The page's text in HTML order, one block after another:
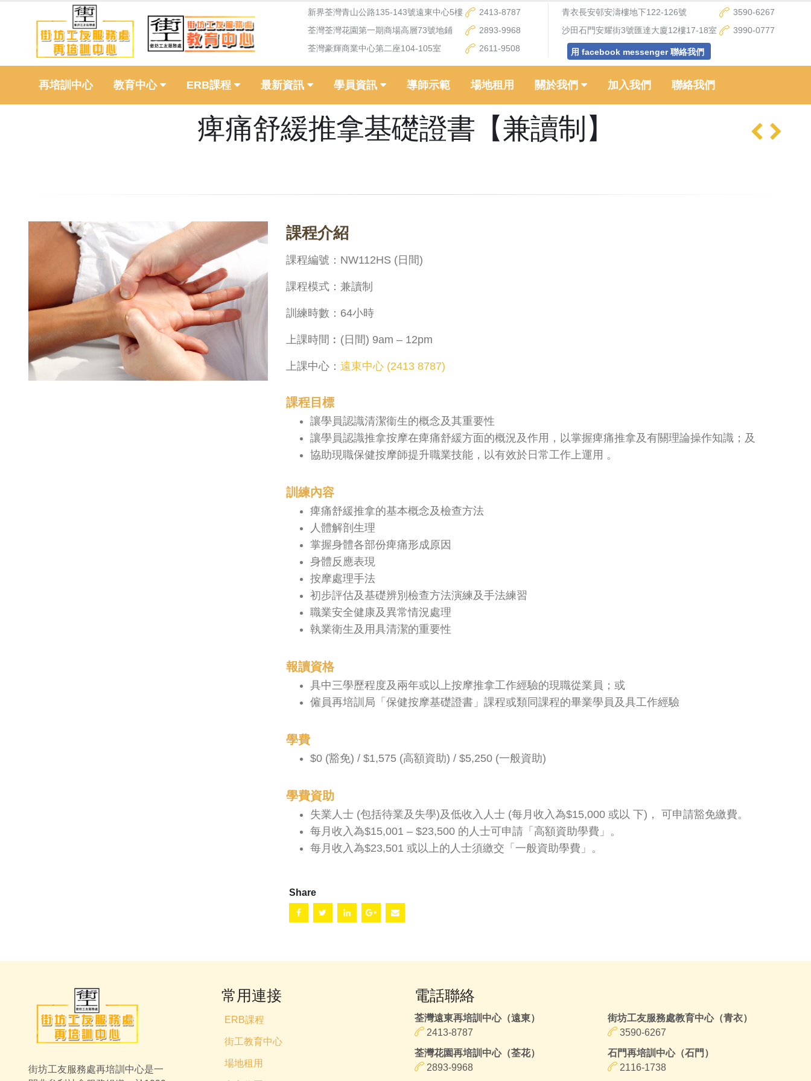
新界荃灣青山公路135-143號遠東中心5樓
2413-8787
荃灣荃灣花園第一期商場高層73號地鋪
2893-9968
荃灣豪輝商業中心第二座104-105室
2611-9508
青衣長安邨安濤樓地下122-126號
3590-6267
沙田石門安耀街3號匯達大廈12樓17-18室
3990-0777
用 facebook messenger 聯絡我們
再培訓中心 教育中心 ERB課程 最新資訊 學員資訊 導師示範 場地租用 關於我們 加入我們 聯絡我們
痺痛舒緩推拿基礎證書【兼讀制】
課程介紹
課程編號：NW112HS (日間)
課程模式：兼讀制
訓練時數：64小時
上課時間︰(日間) 9am – 12pm
上課中心： 遠東中心 (2413 8787)
課程目標
讓學員認識清潔衞生的概念及其重要性
讓學員認識推拿按摩在痺痛舒緩方面的概況及作用，以掌握痺痛推拿及有關理論操作知識；及
協助現職保健按摩師提升職業技能，以有效於日常工作上運用 。
訓練內容
痺痛舒緩推拿的基本概念及檢查方法
人體解剖生理
掌握身體各部份痺痛形成原因
身體反應表現
按摩處理手法
初步評估及基礎辨別檢查方法演練及手法練習
職業安全健康及異常情況處理
執業衛生及用具清潔的重要性
報讀資格
具中三學歷程度及兩年或以上按摩推拿工作經驗的現職從業員；或
僱員再培訓局「保健按摩基礎證書」課程或類同課程的畢業學員及具工作經驗
學費
$0 (豁免) / $1,575 (高額資助) / $5,250 (一般資助)
學費資助
失業人士 (包括待業及失學)及低收入人士 (每月收入為$15,000 或以 下)， 可申請豁免繳費。
每月收入為$15,001 – $23,500 的人士可申請「高額資助學費」。
每月收入為$23,501 或以上的人士須繳交「一般資助學費」。
Share
街坊工友服務處再培訓中心是一
常用連接
ERB課程
街工教育中心
場地租用
電話聯絡
荃灣遠東再培訓中心（遠東）
2413-8787
荃灣花園再培訓中心（荃花）
2893-9968
街坊工友服務處教育中心（青衣）
3590-6267
石門再培訓中心（石門）
2116-1738